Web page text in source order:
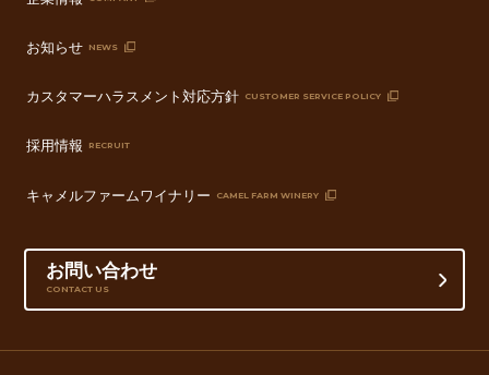
お知らせ NEWS
カスタマーハラスメント対応方針 CUSTOMER SERVICE POLICY
採用情報 RECRUIT
キャメルファームワイナリー CAMEL FARM WINERY
お問い合わせ
CONTACT US